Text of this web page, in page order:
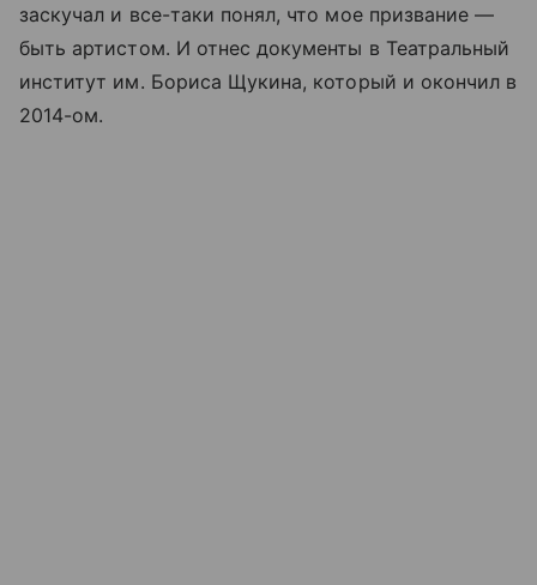
заскучал и все-таки понял, что мое призвание —
быть артистом. И отнес документы в Театральный
институт им. Бориса Щукина, который и окончил в
2014-ом.